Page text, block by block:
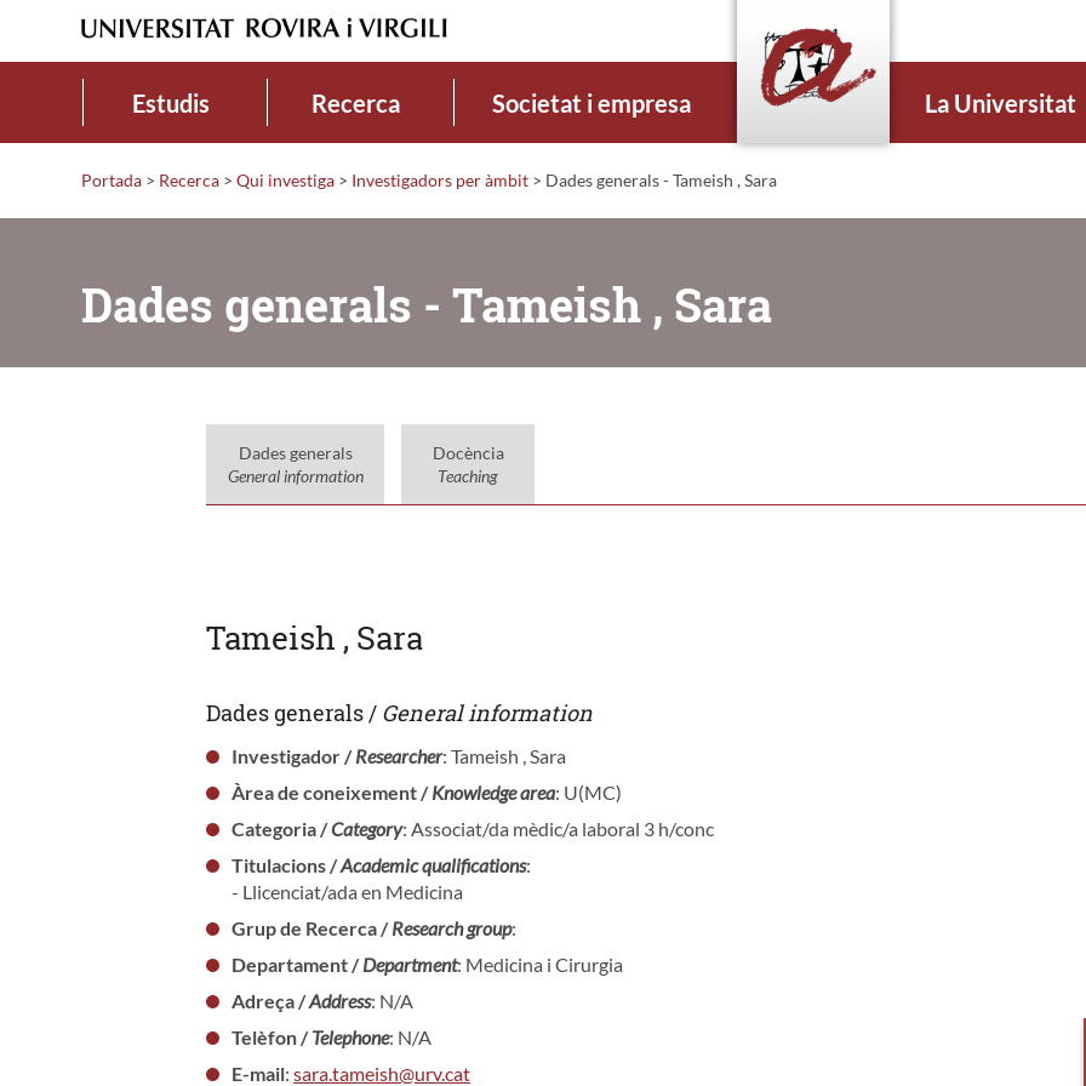
Estudis Recerca Societat i empresa La Universitat
Portada > Recerca > Qui investiga > Investigadors per àmbit > Dades generals - Tameish , Sara
Dades generals - Tameish , Sara
Dades generals
General information
Docència
Teaching
Tameish , Sara
Dades generals / General information
Investigador /Researcher: Tameish , Sara
Àrea de coneixement /Knowledge area: U(MC)
Categoria /Category: Associat/da mèdic/a laboral 3 h/conc
Titulacions /Academic qualifications:
- Llicenciat/ada en Medicina
Grup de Recerca /Research group:
Departament /Department: Medicina i Cirurgia
Adreça /Address: N/A
Telèfon /Telephone: N/A
E-mail:sara.tameish@urv.cat